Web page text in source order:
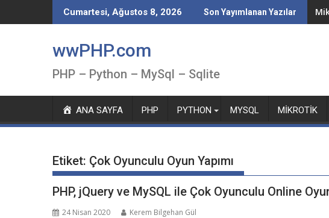
to
Cumartesi, Ağustos 8, 2026 Son Yayımlanan Yazılar
wwPHP.com
PHP – Python – MySql – Sqlite
ANA SAYFA PHP PYTHON MYSQL MIKROTIK
Etiket: Çok Oyunculu Oyun Yapımı
PHP, jQuery ve MySQL ile Çok Oyunculu Online
24 Nisan 2020 Kerem Bilgehan Gül